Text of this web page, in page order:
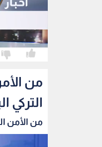
من
التركي
من الأمن